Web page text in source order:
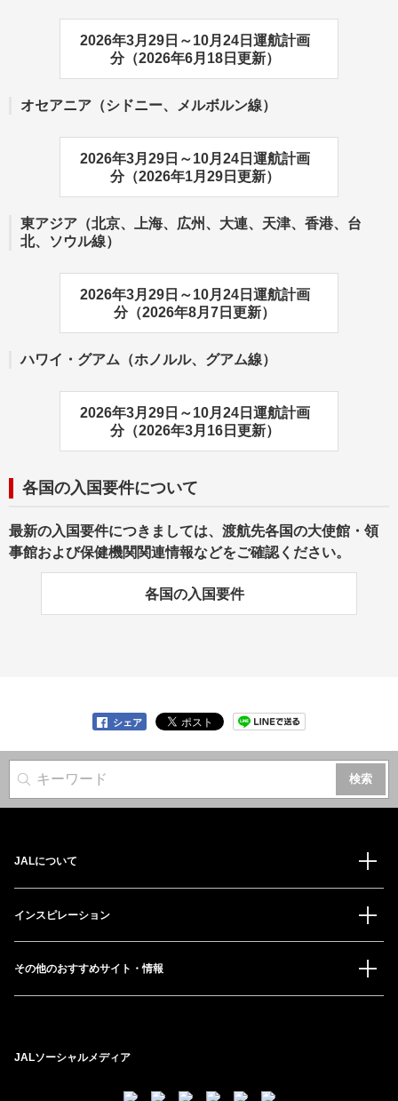
2026年3月29日～10月24日運航計画
分（2026年6月18日更新）
オセアニア（シドニー、メルボルン線）
2026年3月29日～10月24日運航計画
分（2026年1月29日更新）
東アジア（北京、上海、広州、大連、天津、香港、台
北、ソウル線）
2026年3月29日～10月24日運航計画
分（2026年8月7日更新）
ハワイ・グアム（ホノルル、グアム線）
2026年3月29日～10月24日運航計画
分（2026年3月16日更新）
各国の入国要件について
最新の入国要件につきましては、渡航先各国の大使館・領
事館および保健機関関連情報などをご確認ください。
各国の入国要件
シェア
サイト内検索
JALについて
インスピレーション
その他のおすすめサイト・情報
JALソーシャルメディア